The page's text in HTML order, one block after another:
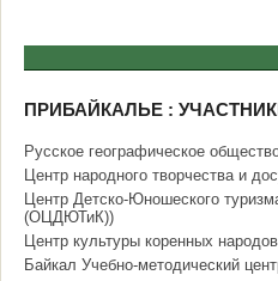
ПРИБАЙКАЛЬЕ :
Русское географическое
Центр народного творчества и
Центр Детско-Юношеского
(ОЦДЮТиК))
Центр культуры коренных
Байкал Учебно-методический